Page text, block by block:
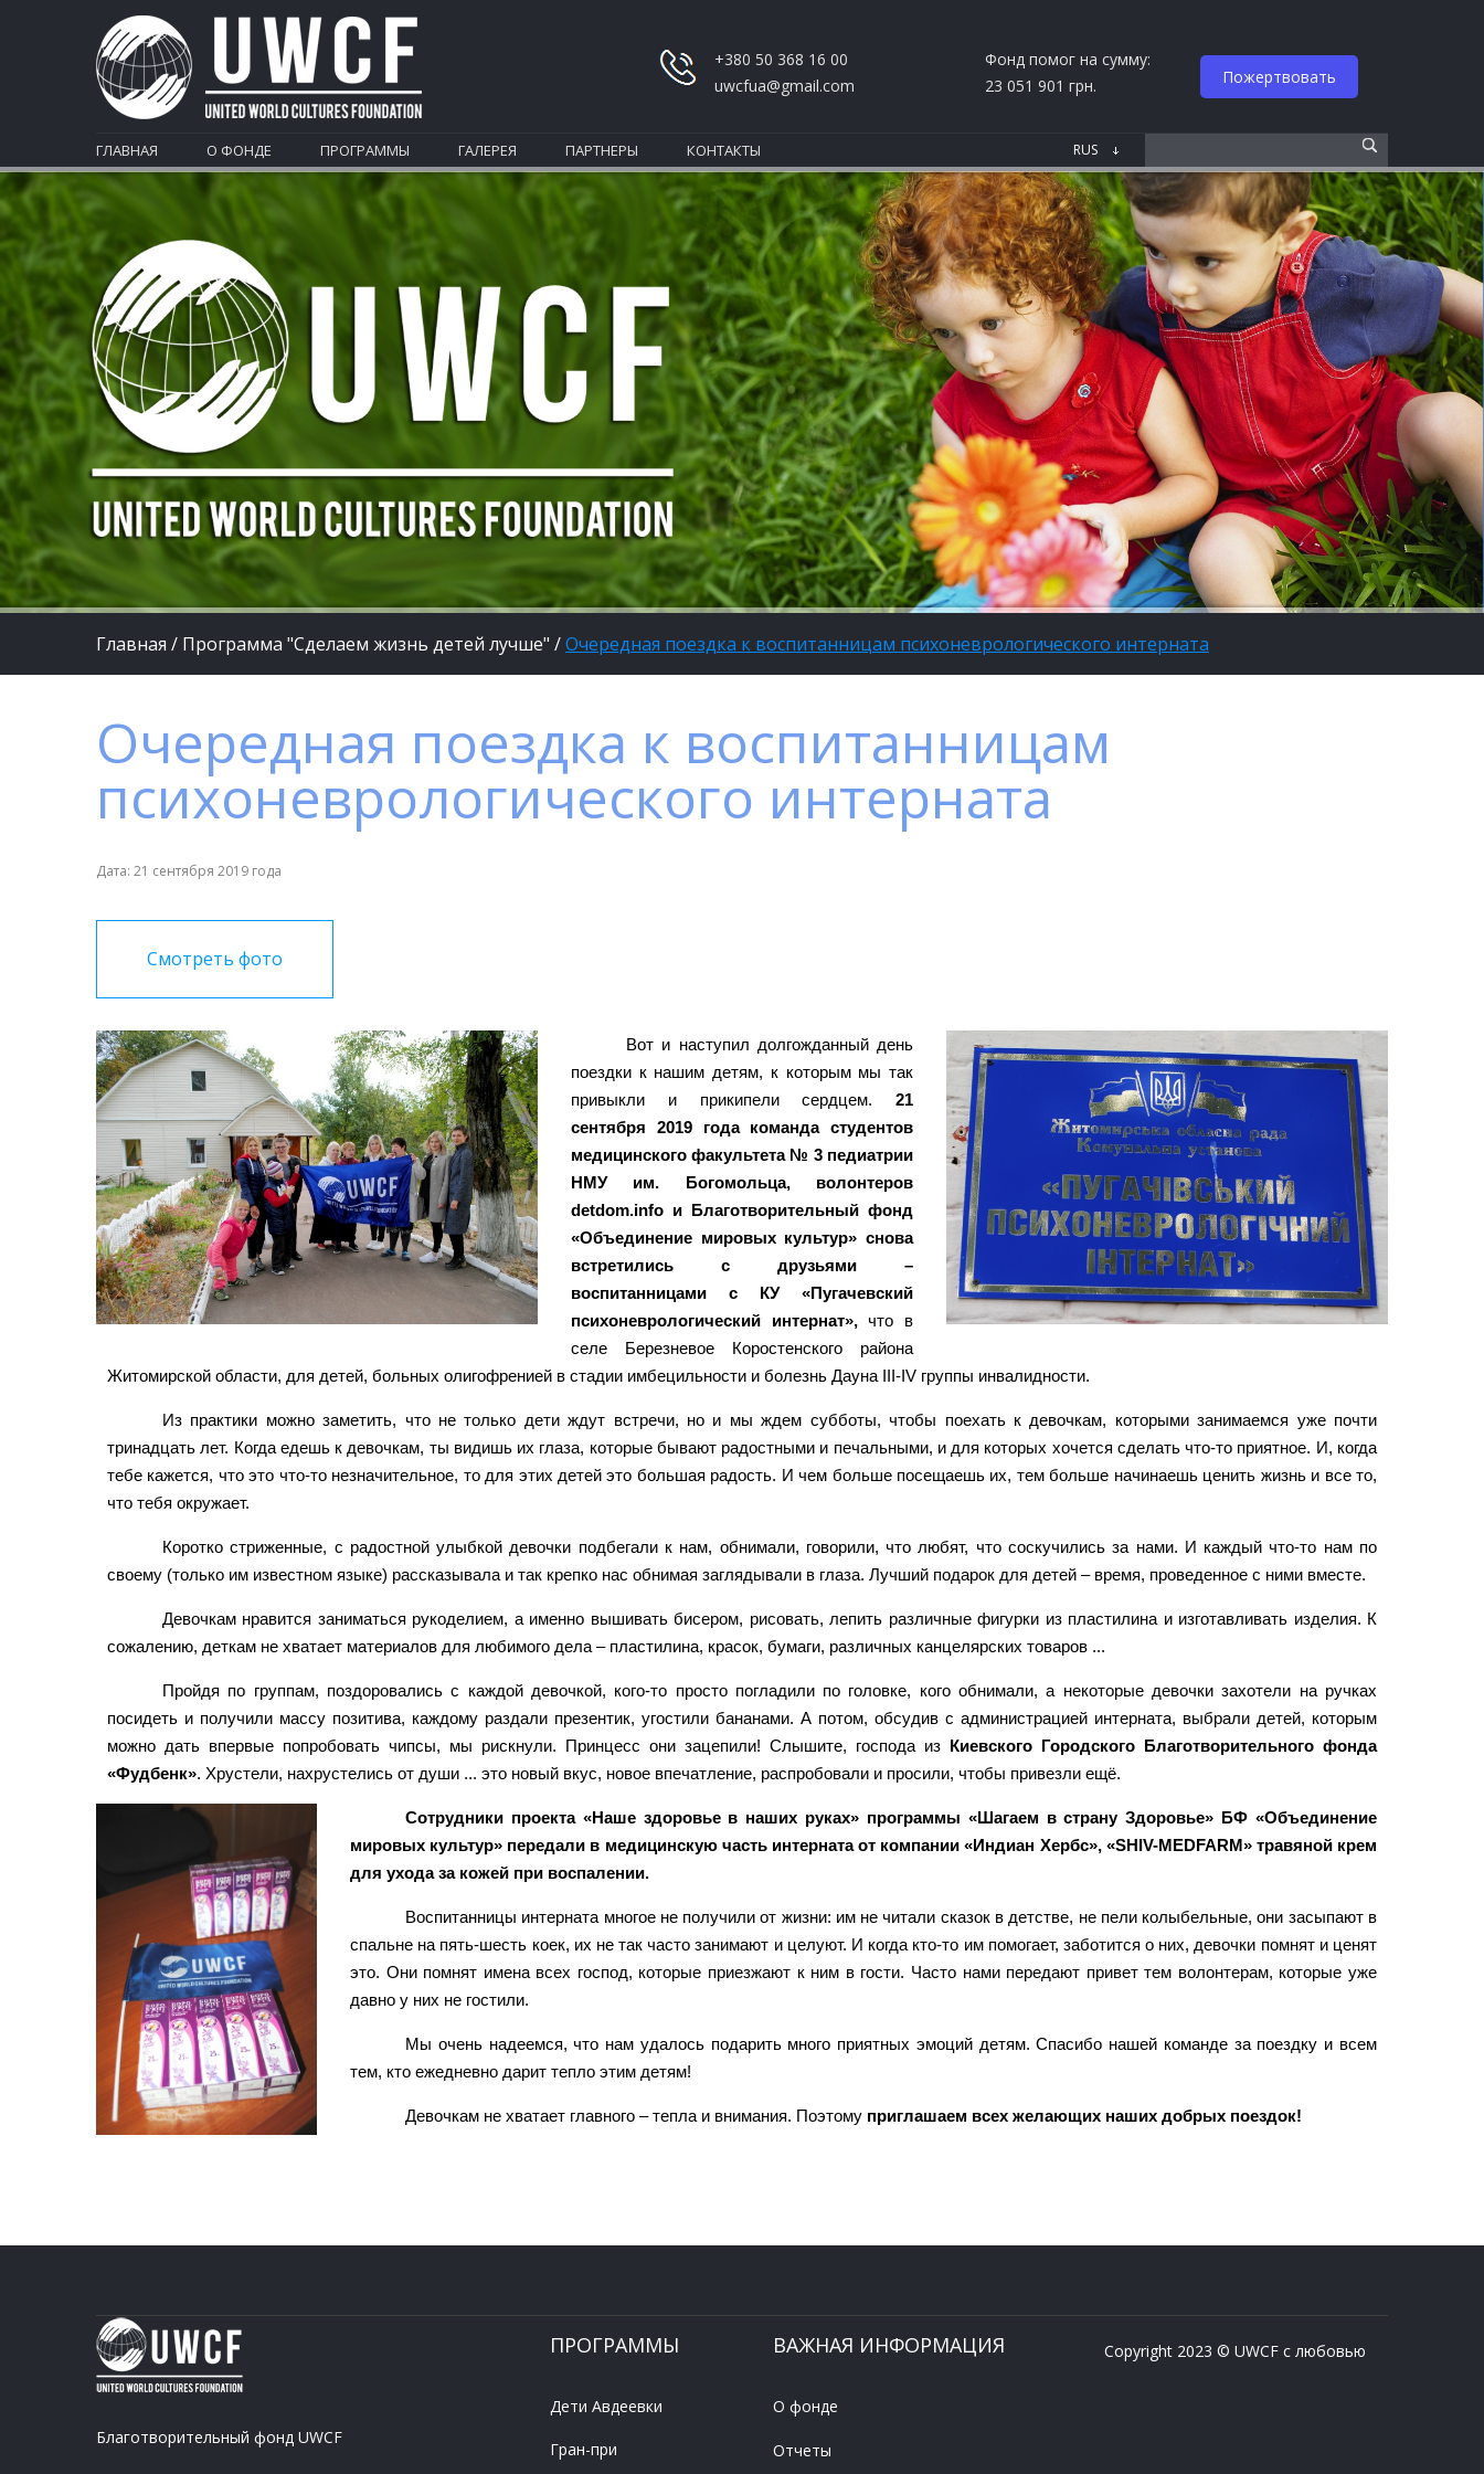
+380 50 368 16 00
uwcfua@gmail.com
Фонд помог на сумму:
23 051 901 грн.
Пожертвовать
ГЛАВНАЯ О ФОНДЕ ПРОГРАММЫ ГАЛЕРЕЯ ПАРТНЕРЫ КОНТАКТЫ
Главная / Программа "Сделаем жизнь детей лучше" /Очередная поездка к воспитанницам психоневрологического интерната
Очередная поездка к воспитанницам
психоневрологического интерната
Дата: 21 сентября 2019 года
Смотреть фото
Вот и наступил долгожданный день
поездки к нашим детям, к которым мы так
привыкли и прикипели сердцем. 21
сентября 2019 года команда студентов
медицинского факультета № 3 педиатрии
НМУ им. Богомольца, волонтеров
detdom.info и Благотворительный фонд
«Объединение мировых культур» снова
встретились с друзьями –
воспитанницами с КУ «Пугачевский
психоневрологический интернат»,что в
селе Березневое Коростенского района
Житомирской области, для детей, больных олигофренией в стадии имбецильности и болезнь Дауна III-IV группы инвалидности.
Из практики можно заметить, что не только дети ждут встречи, но и мы ждем субботы, чтобы поехать к девочкам, которыми занимаемся уже почти
тринадцать лет. Когда едешь к девочкам, ты видишь их глаза, которые бывают радостными и печальными, и для которых хочется сделать что-то приятное. И, когда
тебе кажется, что это что-то незначительное, то для этих детей это большая радость. И чем больше посещаешь их, тем больше начинаешь ценить жизнь и все то,
что тебя окружает.
Коротко стриженные, с радостной улыбкой девочки подбегали к нам, обнимали, говорили, что любят, что соскучились за нами. И каждый что-то нам по
своему (только им известном языке) рассказывала и так крепко нас обнимая заглядывали в глаза. Лучший подарок для детей – время, проведенное с ними вместе.
Девочкам нравится заниматься рукоделием, а именно вышивать бисером, рисовать, лепить различные фигурки из пластилина и изготавливать изделия. К
сожалению, деткам не хватает материалов для любимого дела – пластилина, красок, бумаги, различных канцелярских товаров ...
Пройдя по группам, поздоровались с каждой девочкой, кого-то просто погладили по головке, кого обнимали, а некоторые девочки захотели на ручках
посидеть и получили массу позитива, каждому раздали презентик, угостили бананами. А потом, обсудив с администрацией интерната, выбрали детей, которым
можно дать впервые попробовать чипсы, мы рискнули. Принцесс они зацепили! Слышите, господа из Киевского Городского Благотворительного фонда
«Фудбенк». Хрустели, нахрустелись от души ... это новый вкус, новое впечатление, распробовали и просили, чтобы привезли ещё.
Сотрудники проекта «Наше здоровье в наших руках» программы «Шагаем в страну Здоровье» БФ «Объединение
мировых культур» передали в медицинскую часть интерната от компании «Индиан Хербс», «SHIV-MEDFARM» травяной крем
для ухода за кожей при воспалении.
Воспитанницы интерната многое не получили от жизни: им не читали сказок в детстве, не пели колыбельные, они засыпают в
спальне на пять-шесть коек, их не так часто занимают и целуют. И когда кто-то им помогает, заботится о них, девочки помнят и ценят
это. Они помнят имена всех господ, которые приезжают к ним в гости. Часто нами передают привет тем волонтерам, которые уже
давно у них не гостили.
Мы очень надеемся, что нам удалось подарить много приятных эмоций детям. Спасибо нашей команде за поездку и всем
тем, кто ежедневно дарит тепло этим детям!
Девочкам не хватает главного – тепла и внимания. Поэтому приглашаем всех желающих наших добрых поездок!
Благотворительный фонд UWCF
ПРОГРАММЫ
Дети Авдеевки
Гран-при
ВАЖНАЯ ИНФОРМАЦИЯ
О фонде
Отчеты
Copyright 2023 © UWCF с любовью